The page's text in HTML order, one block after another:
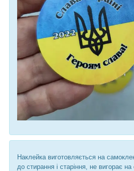
Наклейка виготовляється на
до стирання і старіння, не вигорає на